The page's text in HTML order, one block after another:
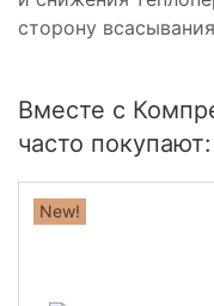
сторону
Вместе с
часто покупают:
New!